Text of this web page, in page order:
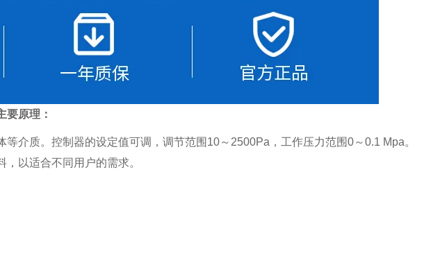
要原理：
介质。控制器的设定值可调，调节范围10～2500Pa，工作压力范围0～0.1 Mpa。
以适合不同用户的需求。